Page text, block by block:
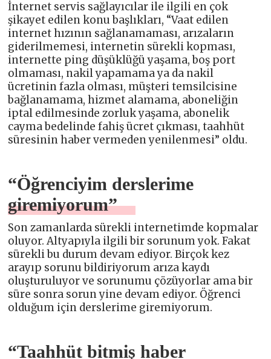
İnternet servis sağlayıcılar ile ilgili en çok
şikayet edilen konu başlıkları, “Vaat edilen
internet hızının sağlanamaması, arızaların
giderilmemesi, internetin sürekli kopması,
internette ping düşüklüğü yaşama, boş port
olmaması, nakil yapamama ya da nakil
ücretinin fazla olması, müşteri temsilcisine
bağlanamama, hizmet alamama, aboneliğin
iptal edilmesinde zorluk yaşama, abonelik
cayma bedelinde fahiş ücret çıkması, taahhüt
süresinin haber vermeden yenilenmesi” oldu.
“Öğrenciyim derslerime
giremiyorum”
Son zamanlarda sürekli internetimde kopmalar
oluyor. Altyapıyla ilgili bir sorunum yok. Fakat
sürekli bu durum devam ediyor. Birçok kez
arayıp sorunu bildiriyorum arıza kaydı
oluşturuluyor ve sorunumu çözüyorlar ama bir
süre sonra sorun yine devam ediyor. Öğrenci
olduğum için derslerime giremiyorum.
“Taahhüt bitmiş haber